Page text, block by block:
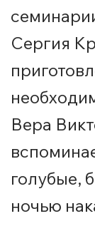
Сергия
Вера
голубые,
ночью